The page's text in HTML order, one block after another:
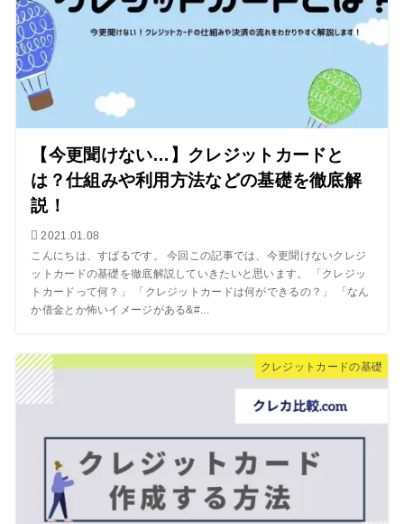
【今更聞けない…】クレジットカードと
は？仕組みや利用方法などの基礎を徹底解
説！
2021.01.08
こんにちは、すばるです。 今回この記事では、今更聞けないクレジ
ットカードの基礎を徹底解説していきたいと思います。 「クレジッ
トカードって何？」 「クレジットカードは何ができるの？」 「なん
か借金とか怖いイメージがある&#...
クレジットカードの基礎